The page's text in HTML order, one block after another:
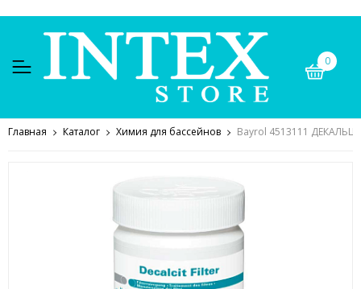
0
Главная Каталог Химия для бассейнов Bayrol 4513111